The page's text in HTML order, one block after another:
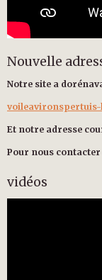
Nouvelle
Notre site a
Et notre adresse
Pour nous
vidéos